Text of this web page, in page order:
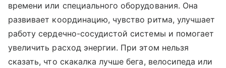
времени или специального оборудования. Она
развивает координацию, чувство ритма, улучшает
работу сердечно-сосудистой системы и помогает
увеличить расход энергии. При этом нельзя
сказать, что скакалка лучше бега, велосипеда или